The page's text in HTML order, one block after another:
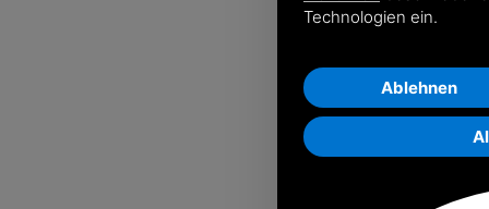
Technologien ein.
Ablehnen